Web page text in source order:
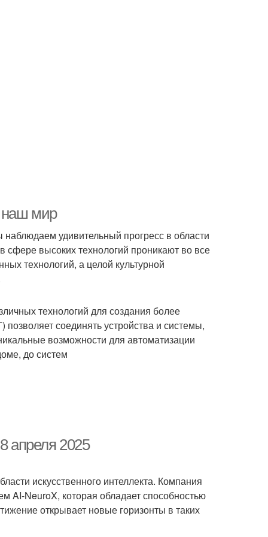
наш мир
удивительный прогресс в области
высоких технологий проникают во все
технологий, а целой культурной
технологий для создания более
соединять устройства и системы,
возможности для автоматизации
до систем
апреля 2025
искусственного интеллекта. Компания
AI-NeuroX, которая обладает способностью
открывает новые горизонты в таких